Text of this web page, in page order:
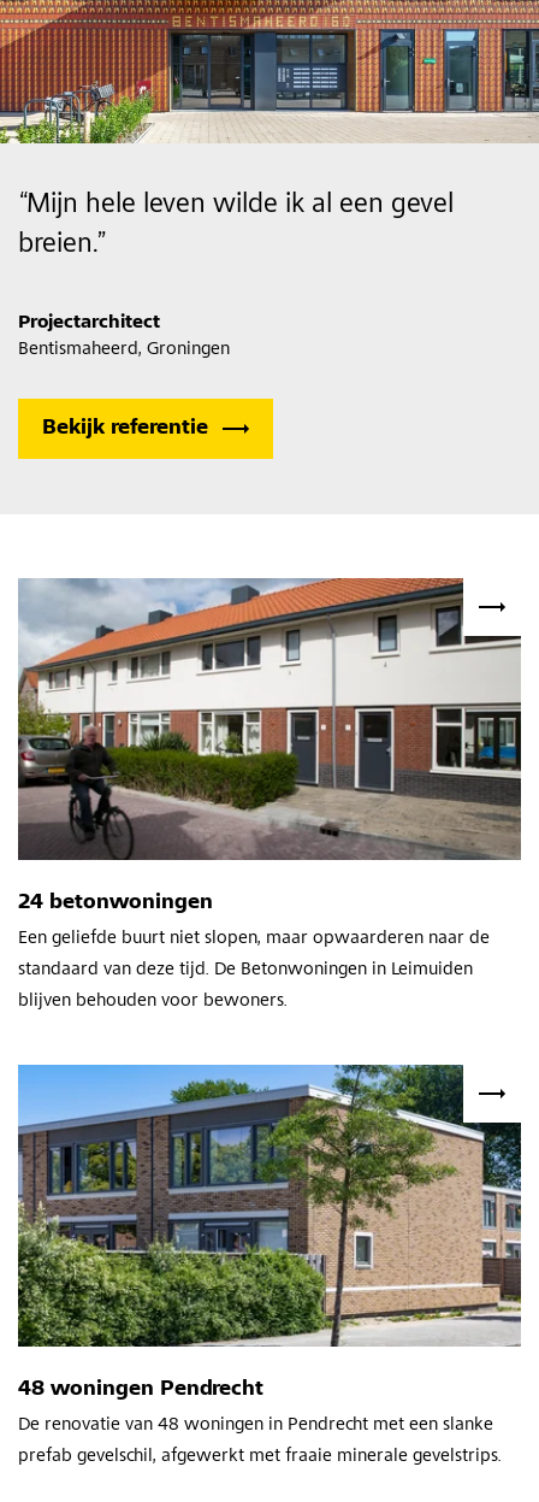
“Mijn hele leven wilde ik al een gevel
breien.”
Projectarchitect
Bentismaheerd, Groningen
Bekijk referentie
24 betonwoningen
Een geliefde buurt niet slopen, maar opwaarderen naar de
standaard van deze tijd. De Betonwoningen in Leimuiden
blijven behouden voor bewoners.
48 woningen Pendrecht
De renovatie van 48 woningen in Pendrecht met een slanke
prefab gevelschil, afgewerkt met fraaie minerale gevelstrips.